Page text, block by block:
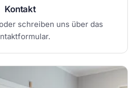
Kontakt
schreiben uns über das